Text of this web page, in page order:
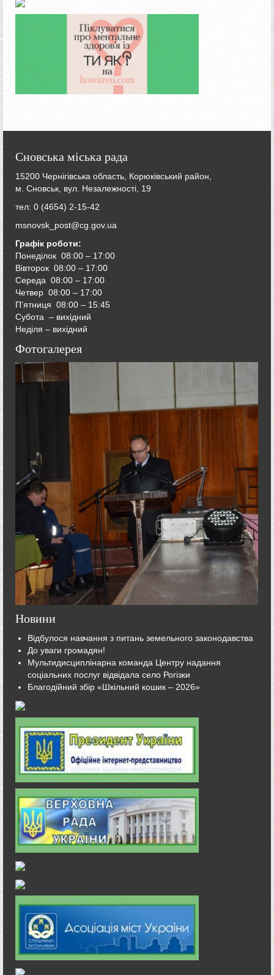
Сновська міська рада
15200 Чернігівська область, Корюківський район,
м. Сновськ, вул. Незалежності, 19
тел: 0 (4654) 2-15-42
msnovsk_post@cg.gov.ua
Графік роботи:
Понеділок 08:00 – 17:00
Вівторок 08:00 – 17:00
Середа 08:00 – 17:00
Четвер 08:00 – 17:00
П’ятниця 08:00 – 15:45
Субота – вихідний
Неділя – вихідний
Фотогалерея
Новини
Відбулося навчання з питань земельного законодавства
До уваги громадян!
Мультидисциплінарна команда Центру надання
соціальних послуг відвідала село Рогізки
Благодійний збір «Шкільний кошик – 2026»